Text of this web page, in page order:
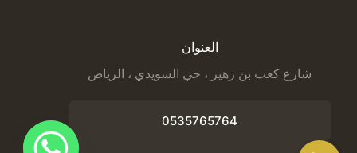
العنوان
شارع كعب بن زهير ، حي السويدي ، الرياض
0535765764